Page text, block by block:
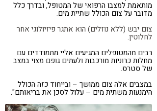
מותאמת למצבו הרפואי של המטופל, ובדרך כלל
מדובר על צום הכולל שתיית מים.
צום יבש (ללא נוזלים) הוא אתגר פיזיולוגי אחר
לחלוטין.
רבים מהמטופלים המגיעים אליי מתמודדים עם
מחלות כרוניות מורכבות ולעתים גופם מצוי במצב
של סטרס.
במצבים אלה צום ממושך – ובייחוד כזה הכולל
הימנעות משתית מים – עלול לסכן את בריאותם".